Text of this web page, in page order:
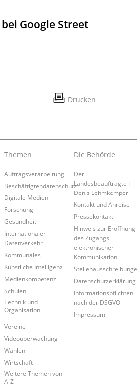
Google Street
Drucken
Themen
Auftragsverarbeitung
Beschäftigtendatenschutz
Digitale Medien
Forschung
Gesundheit
Internationaler
Datenverkehr
Kommunales
Künstliche Intelligenz
Medienkompetenz
Schulen
Technik und
Organisation
Vereine
Videoüberwachung
Wahlen
Wirtschaft
Weitere Themen von
A-Z
Die Behörde
Der
Landesbeauftragte |
Denis Lehmkemper
Kontakt und Anreise
Pressekontakt
Hinweis zur Eröffnung
des Zugangs
elektronischer
Kommunikation
Datenschutzerklärung
Informationspflichten
nach der DSGVO
Impressum